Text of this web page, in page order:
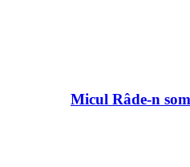
Micul Râde-n